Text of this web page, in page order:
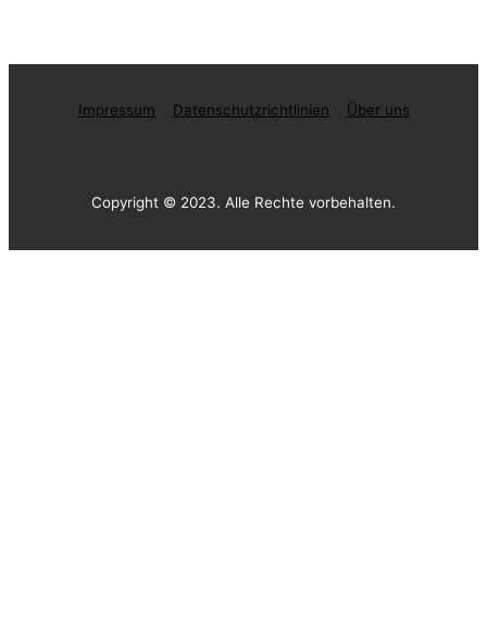
Impressum Datenschutzrichtlinien Über uns
Copyright © 2023. Alle Rechte vorbehalten.